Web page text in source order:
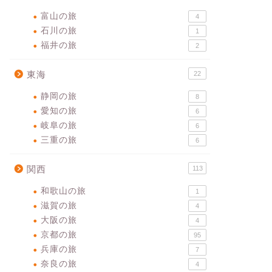
富山の旅 4
石川の旅 1
福井の旅 2
東海 22
静岡の旅 8
愛知の旅 6
岐阜の旅 6
三重の旅 6
関西 113
和歌山の旅 1
滋賀の旅 4
大阪の旅 4
京都の旅 95
兵庫の旅 7
奈良の旅 4